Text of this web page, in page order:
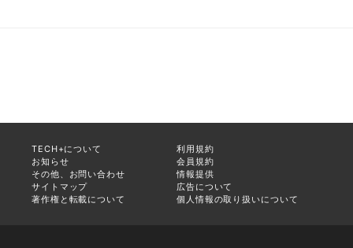
TECH+について
利用規約
お知らせ
会員規約
その他、お問い合わせ
情報提供
サイトマップ
広告について
著作権と転載について
個人情報の取り扱いについて